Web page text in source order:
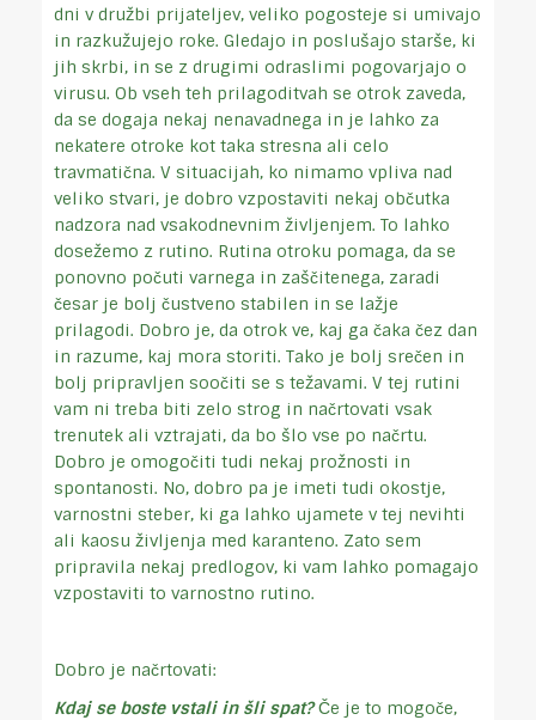
dni v družbi prijateljev, veliko pogosteje si umivajo
in razkužujejo roke. Gledajo in poslušajo starše, ki
jih skrbi, in se z drugimi odraslimi pogovarjajo o
virusu. Ob vseh teh prilagoditvah se otrok zaveda,
da se dogaja nekaj nenavadnega in je lahko za
nekatere otroke kot taka stresna ali celo
travmatična. V situacijah, ko nimamo vpliva nad
veliko stvari, je dobro vzpostaviti nekaj občutka
nadzora nad vsakodnevnim življenjem. To lahko
dosežemo z rutino. Rutina otroku pomaga, da se
ponovno počuti varnega in zaščitenega, zaradi
česar je bolj čustveno stabilen in se lažje
prilagodi. Dobro je, da otrok ve, kaj ga čaka čez dan
in razume, kaj mora storiti. Tako je bolj srečen in
bolj pripravljen soočiti se s težavami. V tej rutini
vam ni treba biti zelo strog in načrtovati vsak
trenutek ali vztrajati, da bo šlo vse po načrtu.
Dobro je omogočiti tudi nekaj prožnosti in
spontanosti. No, dobro pa je imeti tudi okostje,
varnostni steber, ki ga lahko ujamete v tej nevihti
ali kaosu življenja med karanteno. Zato sem
pripravila nekaj predlogov, ki vam lahko pomagajo
vzpostaviti to varnostno rutino.
Dobro je načrtovati:
Kdaj se boste vstali in šli spat?Če je to mogoče,